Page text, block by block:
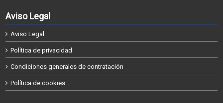
Aviso Legal
Aviso Legal
Política de privacidad
Condiciones generales de contratación
Política de cookies